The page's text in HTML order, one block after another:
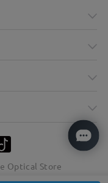
ovalada
Optical Store